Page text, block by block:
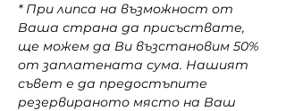
* При липса на възможност от
Ваша страна да присъствате,
ще можем да Ви възстановим 50%
от заплатената сума. Нашият
съвет е да предостъпите
резервираното място на Ваш